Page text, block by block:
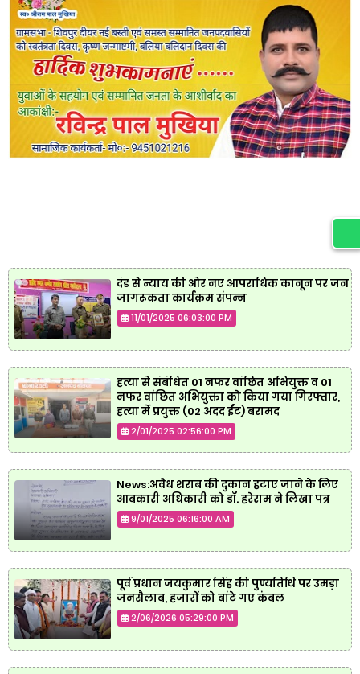
दंड से न्याय की ओर नए आपराधिक कानून पर जन
जागरूकता कार्यक्रम संपन्न
11/01/2025 06:03:00 PM
हत्या से संबंधित 01 नफर वांछित अभियुक्त व 01
नफर वांछित अभियुक्ता को किया गया गिरफ्तार,
हत्या में प्रयुक्त (02 अदद ईंट) बरामद
2/01/2025 02:56:00 PM
News:अवैध शराब की दुकान हटाए जाने के लिए
आबकारी अधिकारी को डॉ. हरेराम ने लिखा पत्र
9/01/2025 06:16:00 AM
पूर्व प्रधान जयकुमार सिंह की पुण्यतिथि पर उमड़ा
जनसैलाब, हजारों को बांटे गए कंबल
2/06/2026 05:29:00 PM